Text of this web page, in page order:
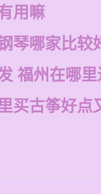
用嘛
琴哪家比较
福州在哪
买古筝好点